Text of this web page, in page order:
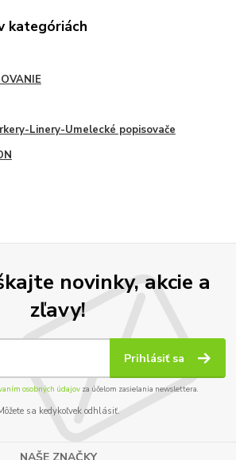
kategóriách
Linery-Umelecké popisovače
novinky, akcie a
zľavy!
Prihlásiť sa
osobných údajov za účelom zasielania newslettera.
sa kedykoľvek odhlásiť.